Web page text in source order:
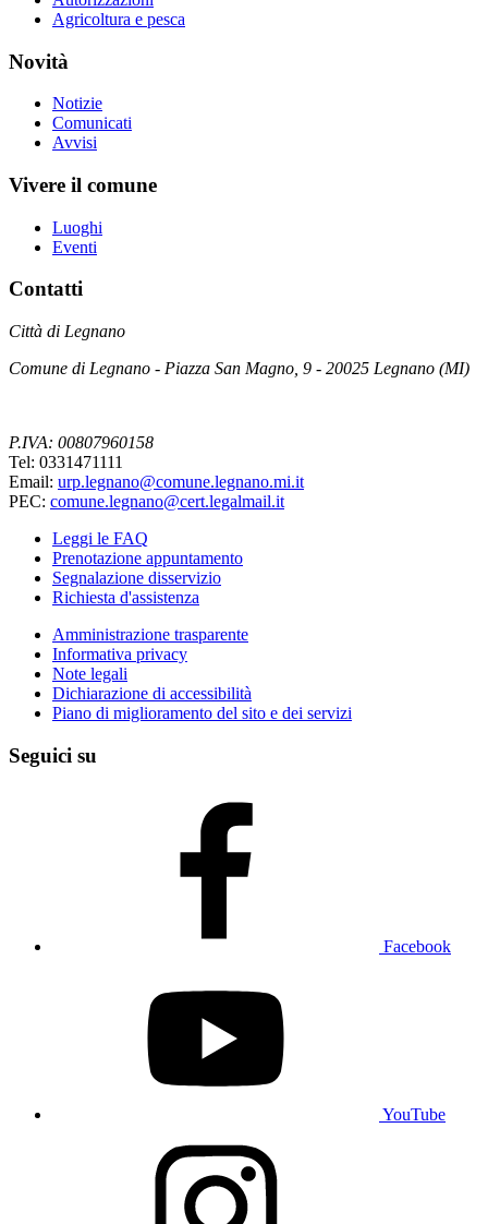
Agricoltura e pesca
Novità
Notizie
Comunicati
Avvisi
Vivere il comune
Luoghi
Eventi
Contatti
Città di Legnano
Comune di Legnano - Piazza San Magno, 9 - 20025 Legnano (MI)
P.IVA: 00807960158
Tel: 0331471111
Email: urp.legnano@comune.legnano.mi.it
PEC: comune.legnano@cert.legalmail.it
Leggi le FAQ
Prenotazione appuntamento
Segnalazione disservizio
Richiesta d'assistenza
Amministrazione trasparente
Informativa privacy
Note legali
Dichiarazione di accessibilità
Piano di miglioramento del sito e dei servizi
Seguici su
Facebook
YouTube